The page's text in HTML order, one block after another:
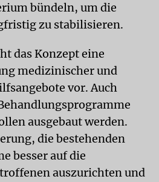
bündeln, um die
zu stabilisieren.
das Konzept eine
medizinischer und
vor. Auch
ausgebaut werden.
die bestehenden
besser auf die
auszurichten und